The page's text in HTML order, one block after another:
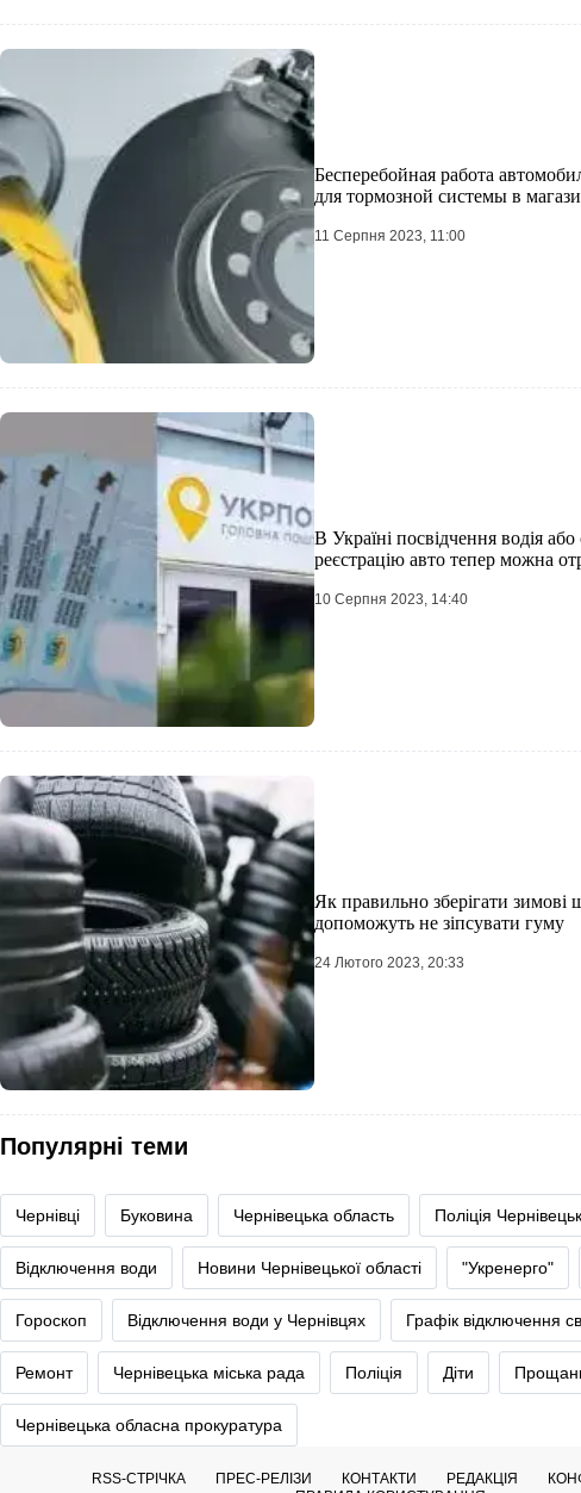
Бесперебойная работа
для тормозной системы в
11 Серпня 2023, 11:00
В Україні посвідчення водія
реєстрацію авто тепер можна
10 Серпня 2023, 14:40
Як правильно зберігати зимові
допоможуть не зіпсувати гуму
24 Лютого 2023, 20:33
Популярні теми
Чернівці Буковина Чернівецька область Поліція
Відключення води Новини Чернівецької області "Укренерго"
Гороскоп Відключення води у Чернівцях Графік відключення
Ремонт Чернівецька міська рада Поліція Діти
Чернівецька обласна прокуратура
RSS-СТРІЧКА ПРЕС-РЕЛІЗИ КОНТАКТИ РЕДАКЦІЯ